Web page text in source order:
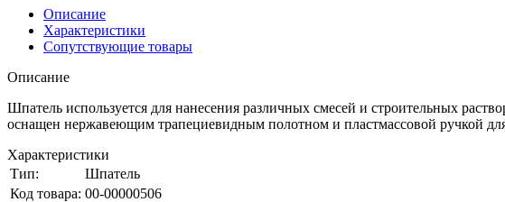
Описание
Характеристики
Сопутствующие товары
Описание
Шпатель используется для нанесения различных смесей и строительных
оснащен нержавеющим трапециевидным полотном и пластмассовой ручкой для
Характеристики
Тип:
Шпатель
Код товара: 00-00000506